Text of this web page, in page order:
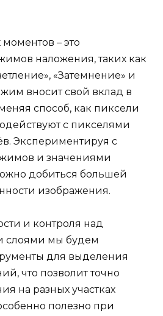
– это
наложения, таких как
«Затемнение» и
вносит свой вклад в
способ, как пиксели
с пикселями
Экспериментируя с
и значениями
добиться большей
изображения.
и контроля над
слоями мы будем
для выделения
что позволит точно
на разных участках
полезно при